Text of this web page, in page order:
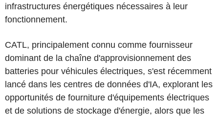
infrastructures énergétiques nécessaires à leur
fonctionnement.
CATL, principalement connu comme fournisseur
dominant de la chaîne d'approvisionnement des
batteries pour véhicules électriques, s'est récemment
lancé dans les centres de données d'IA, explorant les
opportunités de fourniture d'équipements électriques
et de solutions de stockage d'énergie, alors que les